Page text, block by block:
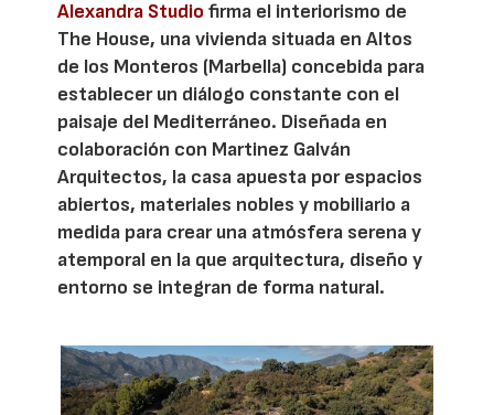
Alexandra Studio firma el interiorismo de
The House, una vivienda situada en Altos
de los Monteros (Marbella) concebida para
establecer un diálogo constante con el
paisaje del Mediterráneo. Diseñada en
colaboración con Martinez Galván
Arquitectos, la casa apuesta por espacios
abiertos, materiales nobles y mobiliario a
medida para crear una atmósfera serena y
atemporal en la que arquitectura, diseño y
entorno se integran de forma natural.